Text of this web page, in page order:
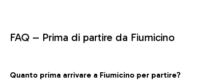
FAQ – Prima di partire da Fiumicino
Quanto prima arrivare a Fiumicino per partire?